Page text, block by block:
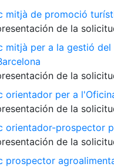
mitjà de promoció
de la
mitjà per a la gestió
de la
orientador per a
de la
orientador-prospector
de la
prospector